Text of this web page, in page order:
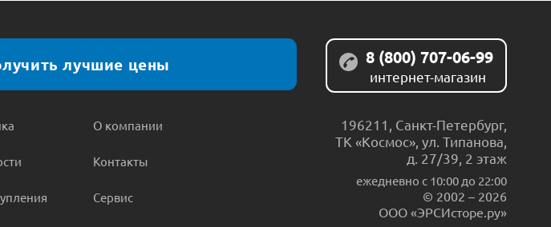
лучшие цены
О компании
Контакты
Сервис
8 (800) 707-06-99
интернет-магазин
196211 Санкт-Петербург,
ТК «Космос», ул. Типанова,
д. 27/39, 2 этаж
ежедневно c 10:00 до 22:00
© 2002 – 2026
ООО «ЭРСИсторе.ру»